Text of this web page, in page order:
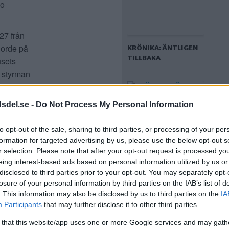
- Do Not Process My Personal Information
opt-out of the sale, sharing to third parties, or processing of your
for targeted advertising by us, please use the below opt-out
selection. Please note that after your opt-out request is processed
interest-based ads based on personal information utilized by us
to third parties prior to your opt-out. You may separately
of your personal information by third parties on the IAB’s list of
This information may also be disclosed by us to third parties on the
Participants that may further disclose it to other third parties.
that this website/app uses one or more Google services and may
från
på
hade
det
avled
som nu
efter
under
med
Broman
KRÖNIKA: ÄNTLIGEN
TILLBAKA
KRÖNIKA: NÄR
GÅRDEN
KATRINEBERG
UPPFÖRDES MELLAN
ÅRSTAVIKEN OCH
TREKANTEN